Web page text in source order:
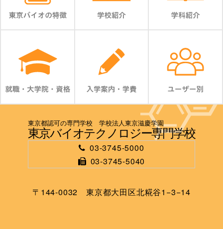
東京都認可の専門学校 学校法人東京滋慶学園
東京バイオテクノロジー専門学校
03-3745-5000
03-3745-5040
〒144-0032 東京都大田区北糀谷1−3−14